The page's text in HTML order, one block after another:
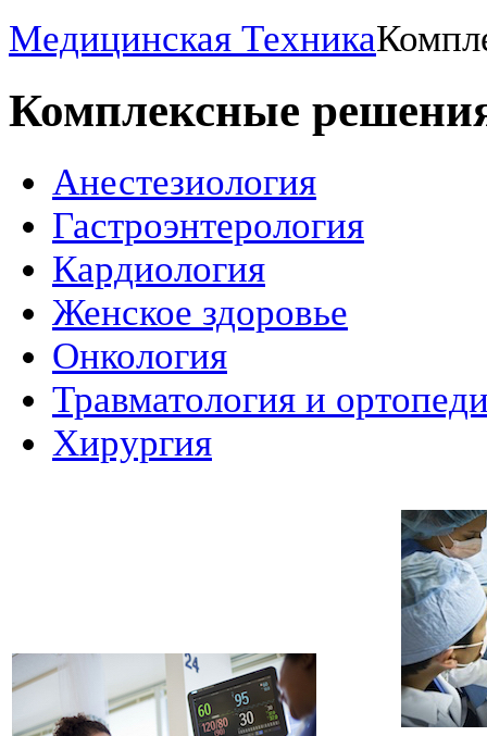
Медицинская Техника
Комплексные
Анестезиология
Гастроэнтерология
Кардиология
Женское здоровье
Онкология
Травматология и
Хирургия